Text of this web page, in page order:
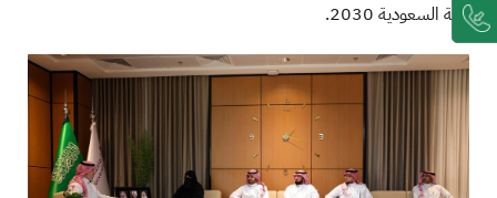
رؤية السعودية 2030.